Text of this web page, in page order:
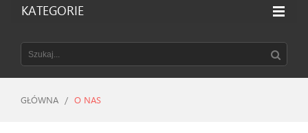
KATEGORIE
GŁÓWNA / O NAS